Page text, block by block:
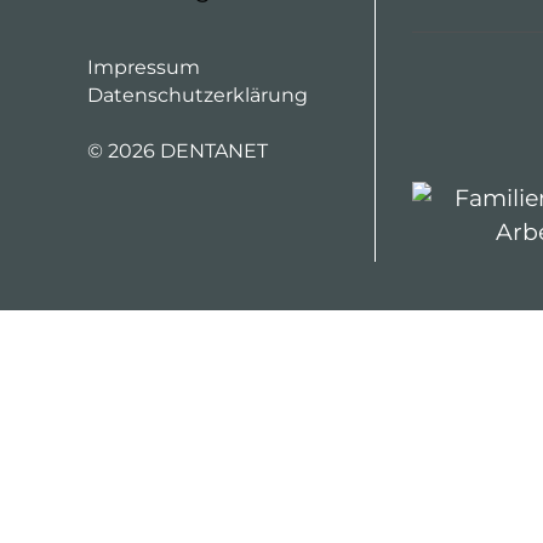
Impressum
Datenschutzerklärung
© 2026 DENTANET